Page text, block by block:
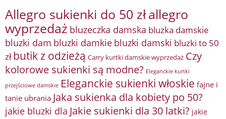
Allegro sukienki do 50 złallegro
wyprzedaż bluzeczka damska bluzka damskie
bluzki dam bluzki damkie bluzki damski bluzki to 50
zł butik z odzieżą Carry kurtki damskie wyprzedaż Czy
kolorowe sukienki są modne? Eleganckie kurtki
przejściowe damskie Eleganckie sukienki włoskie fajne i
tanie ubrania Jaka sukienka dla kobiety po 50?
jakie bluzki dla Jakie sukienki dla 30 latki? jakie